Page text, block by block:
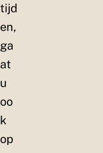
tijd
en,
ga
at
u
oo
k
op